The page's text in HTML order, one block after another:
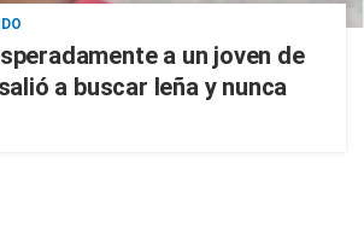
a un joven de
a buscar leña y nunca